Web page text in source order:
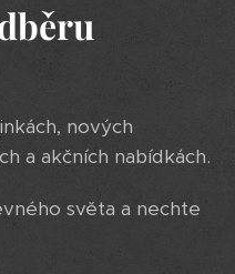
nových
a akčních nabídkách.
světa a nechte